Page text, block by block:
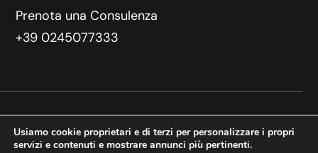
Prenota una Consulenza
+39 0245077333
Copyright © 2025 WeDoDigital
Usiamo cookie proprietari e di terzi per personalizzare i propri
servizi e contenuti e mostrare annunci più pertinenti.